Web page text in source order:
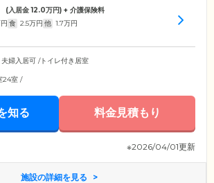
(入居金12.0万円) + 介護保険料
食 2.5万円 他 1.7万円
婦入居可 /トイレ付き居室
24室 /
知る 料金見積もり
※2026/04/01更新
施設の詳細を見る